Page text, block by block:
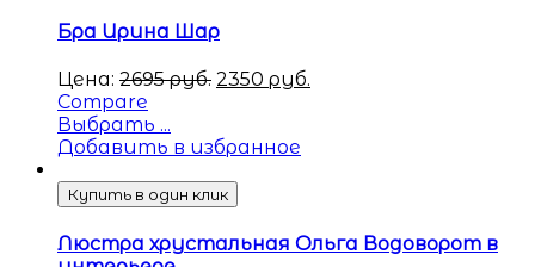
Бра Ирина Шар
Цена: 2695руб. 2350 руб.
Compare
Выбрать ...
Добавить в избранное
Купить в один клик
Люстра хрустальная Ольга Водоворот в